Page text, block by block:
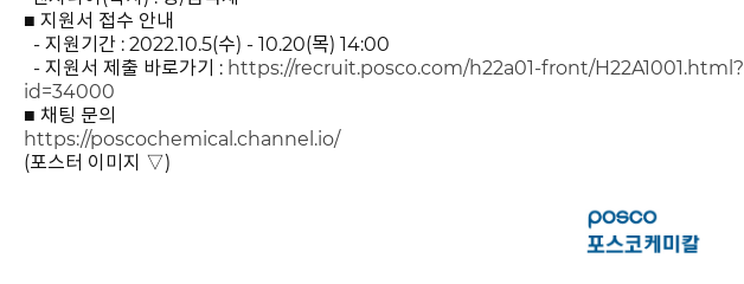
■ 지원서 접수 안내
- 지원기간 : 2022.10.5(수) - 10.20(목) 14:00
- 지원서 제출 바로가기 : https://recruit.posco.com/h22a01-front/H22A1001.html?
id=34000
■ 채팅 문의
https://poscochemical.channel.io/
(포스터 이미지 ▽)